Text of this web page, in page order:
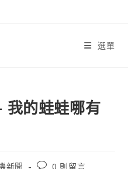
選單
的蛙蛙哪有
新聞
文
0 則留言